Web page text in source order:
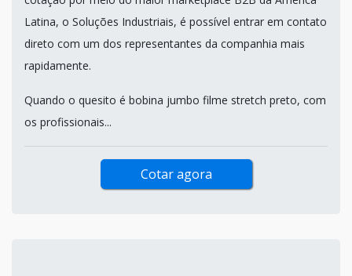
Latina, o Soluções Industriais, é possível entrar em contato
direto com um dos representantes da companhia mais
rapidamente.
Quando o quesito é bobina jumbo filme stretch preto, com
os profissionais...
Cotar agora